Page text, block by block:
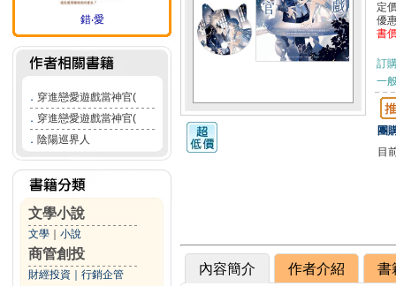
錯‧愛
． 穿進戀愛遊戲當神官(
． 穿進戀愛遊戲當神官(
． 陰陽巡界人
文學小說
文學 小說
商管創投
財經投資 行銷企管
定
優
書
訂
一
團
目
內容簡介 作者介紹 書